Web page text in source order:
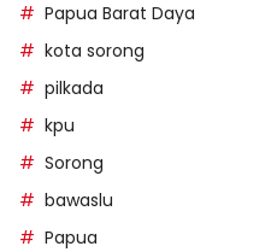
Papua Barat Daya
kota sorong
pilkada
kpu
Sorong
bawaslu
Papua